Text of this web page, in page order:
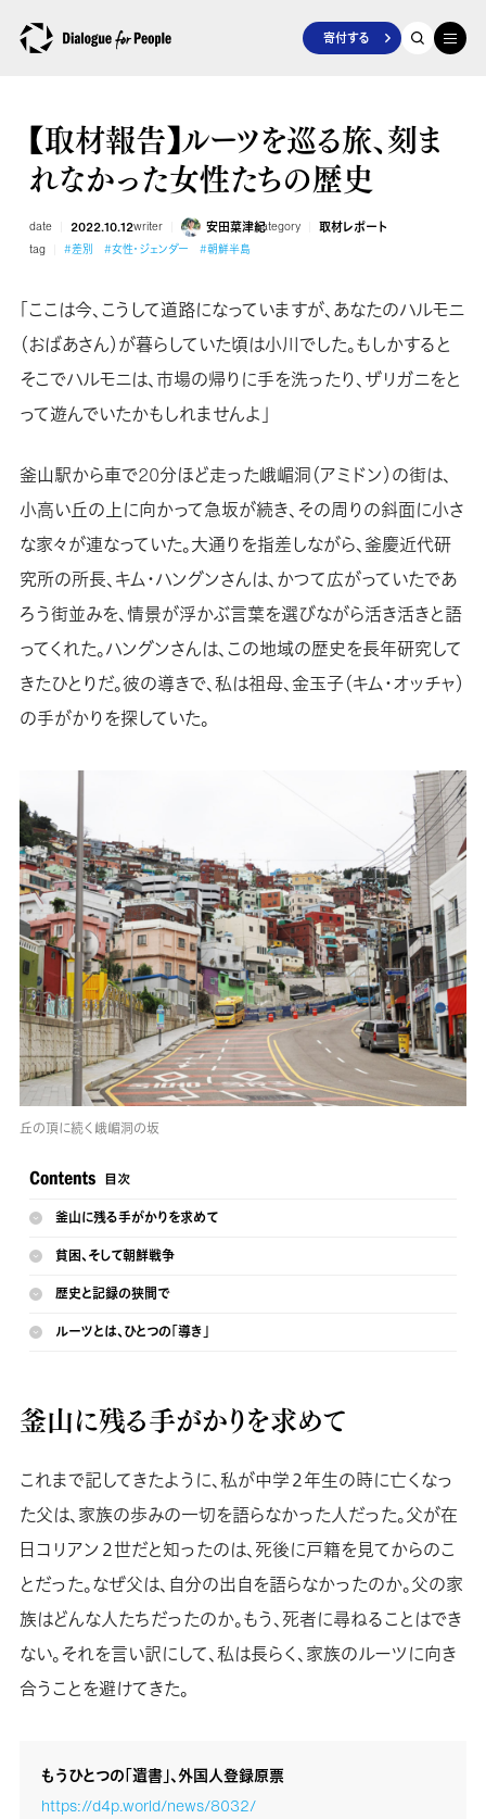
寄付する
【取材報告】ルーツを巡る旅、刻ま
れなかった女性たちの歴史
date 2022.10.12writer 安田菜津紀category 取材レポート
tag #差別 #女性・ジェンダー #朝鮮半島
「ここは今、こうして道路になっていますが、あなたのハルモニ
（おばあさん）が暮らしていた頃は小川でした。もしかすると
そこでハルモニは、市場の帰りに手を洗ったり、ザリガニをと
って遊んでいたかもしれませんよ」
釜山駅から車で20分ほど走った峨嵋洞（アミドン）の街は、
小高い丘の上に向かって急坂が続き、その周りの斜面に小さ
な家々が連なっていた。大通りを指差しながら、釜慶近代研
究所の所長、キム・ハングンさんは、かつて広がっていたであ
ろう街並みを、情景が浮かぶ言葉を選びながら活き活きと語
ってくれた。ハングンさんは、この地域の歴史を長年研究して
きたひとりだ。彼の導きで、私は祖母、金玉子（キム・オッチャ）
の手がかりを探していた。
丘の頂に続く峨嵋洞の坂
釜山に残る手がかりを求めて
貧困、そして朝鮮戦争
歴史と記録の狭間で
ルーツとは、ひとつの「導き」
釜山に残る手がかりを求めて
これまで記してきたように、私が中学２年生の時に亡くなっ
た父は、家族の歩みの一切を語らなかった人だった。父が在
日コリアン２世だと知ったのは、死後に戸籍を見てからのこ
とだった。なぜ父は、自分の出自を語らなかったのか。父の家
族はどんな人たちだったのか。もう、死者に尋ねることはでき
ない。それを言い訳にして、私は長らく、家族のルーツに向き
合うことを避けてきた。
もうひとつの「遺書」、外国人登録原票
https://d4p.world/news/8032/